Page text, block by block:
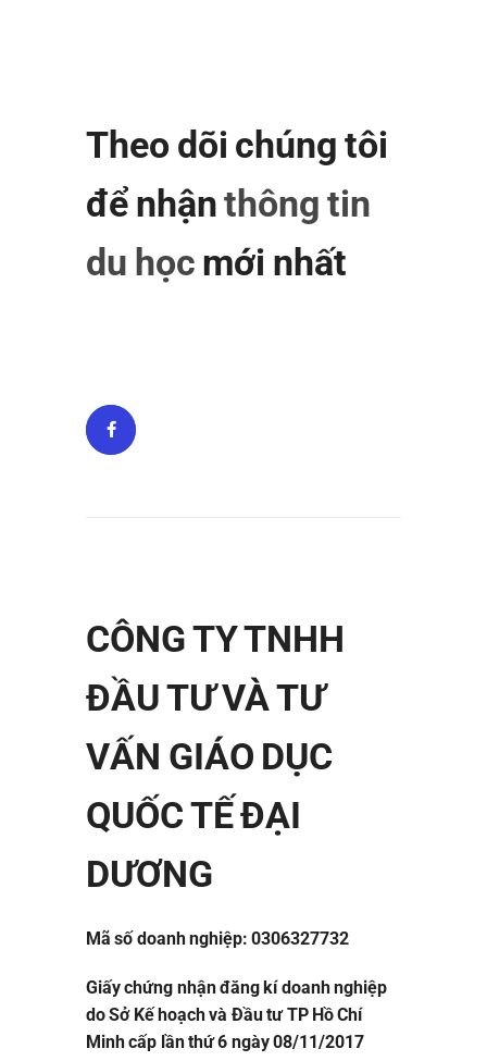
Theo dõi chúng tôi
để nhậnthông tin
du học mới nhất
CÔNG TY TNHH
ĐẦU TƯ VÀ TƯ
VẤN GIÁO DỤC
QUỐC TẾ ĐẠI
DƯƠNG
Mã số doanh nghiệp: 0306327732
Giấy chứng nhận đăng kí doanh nghiệp
do Sở Kế hoạch và Đầu tư TP Hồ Chí
Minh cấp lần thứ 6 ngày 08/11/2017